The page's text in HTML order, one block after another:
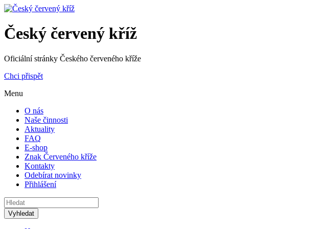
Český červený kříž
Oficiální stránky Českého červeného kříže
Chci přispět
Menu
O nás
Naše činnosti
Aktuality
FAQ
E-shop
Znak Červeného kříže
Kontakty
Odebírat novinky
Přihlášení